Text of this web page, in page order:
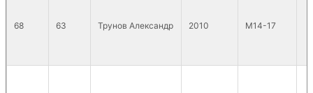
68 63 Трунов Александр 2010 М14-17